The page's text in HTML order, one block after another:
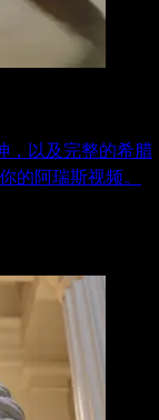
，以及完整的希腊
的阿瑞斯视频。